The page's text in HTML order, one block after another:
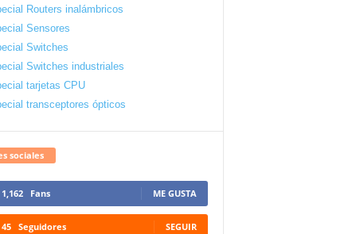
Routers inalámbricos
Sensores
Switches
Switches industriales
tarjetas CPU
transceptores ópticos
sociales
1,162 Fans ME GUSTA
45 Seguidores SEGUIR